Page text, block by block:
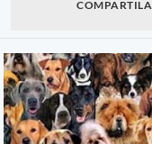
COMPARTILA